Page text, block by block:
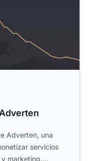
Adverten, una
servicios
marketing.